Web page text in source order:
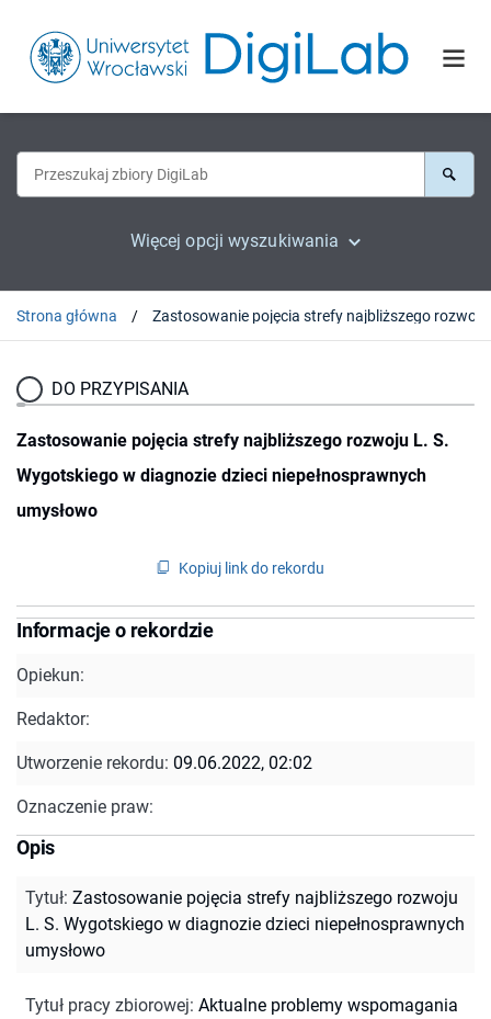
Więcej opcji wyszukiwania
Strona główna
DO PRZYPISANIA
Zastosowanie pojęcia strefy najbliższego rozwoju L. S.
Wygotskiego w diagnozie dzieci niepełnosprawnych
umysłowo
Kopiuj link do rekordu
Informacje o rekordzie
Opiekun:
Redaktor:
Utworzenie rekordu: 09.06.2022, 02:02
Oznaczenie praw:
Opis
Tytuł: Zastosowanie pojęcia strefy najbliższego rozwoju
L. S. Wygotskiego w diagnozie dzieci niepełnosprawnych
umysłowo
Tytuł pracy zbiorowej: Aktualne problemy wspomagania